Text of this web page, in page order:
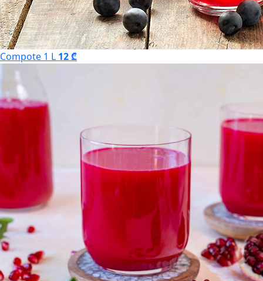
Compote 1 L 12 ₾